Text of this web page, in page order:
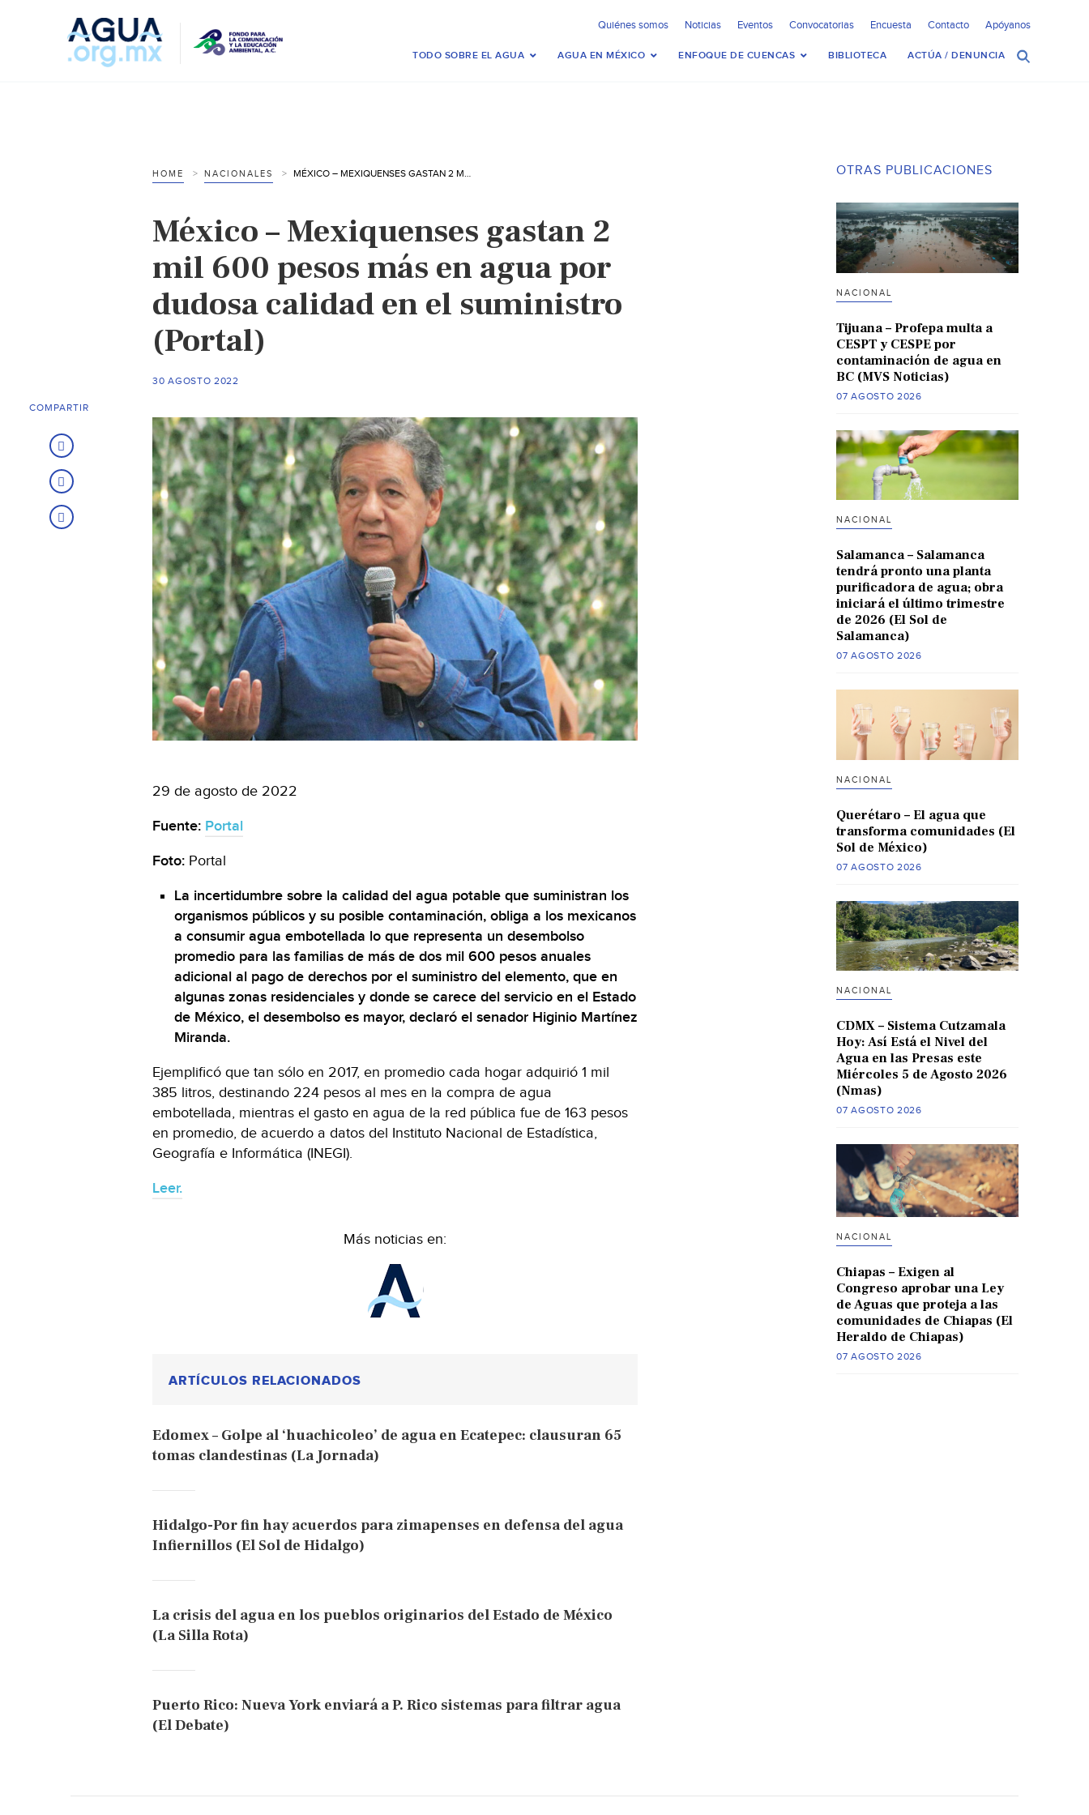
Quiénes somos Noticias Eventos Convocatorias Encuesta Contacto Apóyanos
TODO SOBRE EL AGUA AGUA EN MÉXICO ENFOQUE DE CUENCAS BIBLIOTECA ACTÚA / DENUNCIA
HOME NACIONALES MÉXICO – MEXIQUENSES GASTAN 2 MIL 600 PESOS MÁS EN AGUA POR DUDOSA CALIDAD EN EL SUMINISTRO (PORTAL)
México – Mexiquenses gastan 2
mil 600 pesos más en agua por
dudosa calidad en el suministro
(Portal)
30 AGOSTO 2022
29 de agosto de 2022
Fuente: Portal
Foto: Portal
La incertidumbre sobre la calidad del agua potable que suministran los
organismos públicos y su posible contaminación, obliga a los mexicanos
a consumir agua embotellada lo que representa un desembolso
promedio para las familias de más de dos mil 600 pesos anuales
adicional al pago de derechos por el suministro del elemento, que en
algunas zonas residenciales y donde se carece del servicio en el Estado
de México, el desembolso es mayor, declaró el senador Higinio Martínez
Miranda.
Ejemplificó que tan sólo en 2017, en promedio cada hogar adquirió 1 mil
385 litros, destinando 224 pesos al mes en la compra de agua
embotellada, mientras el gasto en agua de la red pública fue de 163 pesos
en promedio, de acuerdo a datos del Instituto Nacional de Estadística,
Geografía e Informática (INEGI).
Leer.
Más noticias en:
ARTÍCULOS RELACIONADOS
Edomex – Golpe al ‘huachicoleo’ de agua en Ecatepec: clausuran 65
tomas clandestinas (La Jornada)
Hidalgo-Por fin hay acuerdos para zimapenses en defensa del agua
Infiernillos (El Sol de Hidalgo)
La crisis del agua en los pueblos originarios del Estado de México
(La Silla Rota)
Puerto Rico: Nueva York enviará a P. Rico sistemas para filtrar agua
(El Debate)
COMPARTIR
OTRAS PUBLICACIONES
NACIONAL
Tijuana – Profepa multa a
CESPT y CESPE por
contaminación de agua en
BC (MVS Noticias)
07 AGOSTO 2026
NACIONAL
Salamanca – Salamanca
tendrá pronto una planta
purificadora de agua; obra
iniciará el último trimestre
de 2026 (El Sol de
Salamanca)
07 AGOSTO 2026
NACIONAL
Querétaro – El agua que
transforma comunidades (El
Sol de México)
07 AGOSTO 2026
NACIONAL
CDMX – Sistema Cutzamala
Hoy: Así Está el Nivel del
Agua en las Presas este
Miércoles 5 de Agosto 2026
(Nmas)
07 AGOSTO 2026
NACIONAL
Chiapas – Exigen al
Congreso aprobar una Ley
de Aguas que proteja a las
comunidades de Chiapas (El
Heraldo de Chiapas)
07 AGOSTO 2026